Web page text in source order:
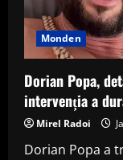
Monden
Dorian Popa,
intervenția a
Mirel Radoi
Dorian Popa a